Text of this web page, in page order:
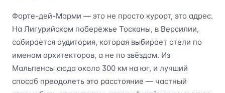
Форте-дей-Марми — это не просто курорт, это адрес.
На Лигурийском побережье Тосканы, в Версилии,
собирается аудитория, которая выбирает отели по
именам архитекторов, а не по звёздам. Из
Мальпенсы сюда около 300 км на юг, и лучший
способ преодолеть это расстояние — частный